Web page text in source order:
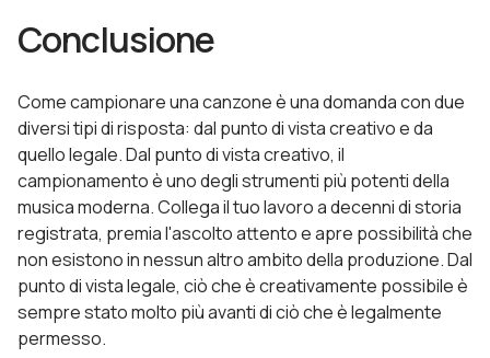
Conclusione
Come campionare una canzone è una domanda con due
diversi tipi di risposta: dal punto di vista creativo e da
quello legale. Dal punto di vista creativo, il
campionamento è uno degli strumenti più potenti della
musica moderna. Collega il tuo lavoro a decenni di storia
registrata, premia l'ascolto attento e apre possibilità che
non esistono in nessun altro ambito della produzione. Dal
punto di vista legale, ciò che è creativamente possibile è
sempre stato molto più avanti di ciò che è legalmente
permesso.